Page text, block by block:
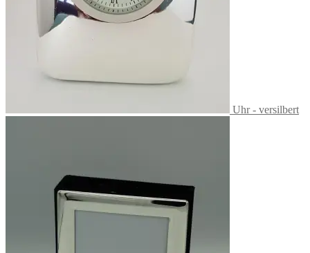
Uhr - versilbert